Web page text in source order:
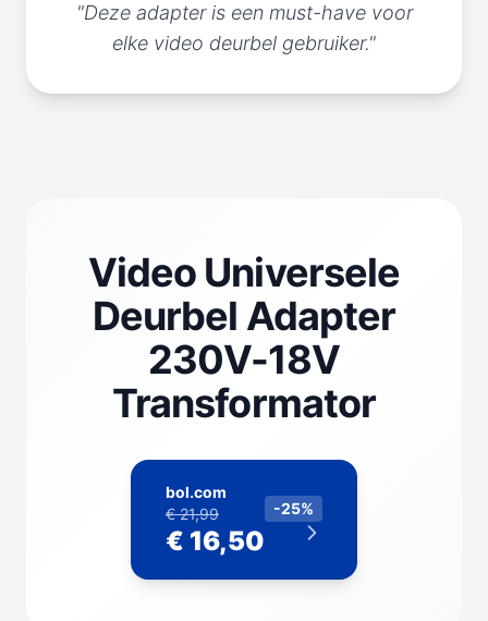
"Deze adapter is een must-have voor
elke video deurbel gebruiker."
Video Universele
Deurbel Adapter
230V-18V
Transformator
bol.com
€ 21,99
€ 16,50
-25%